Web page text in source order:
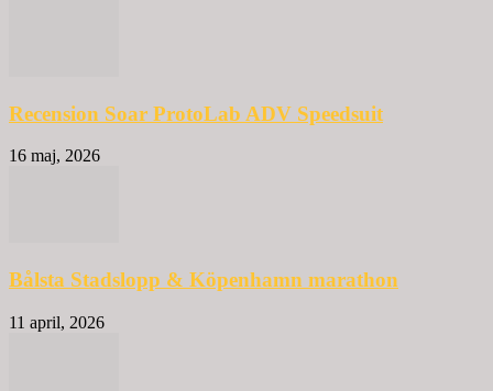
Recension Soar ProtoLab ADV Speedsuit
16 maj, 2026
Bålsta Stadslopp & Köpenhamn marathon
11 april, 2026